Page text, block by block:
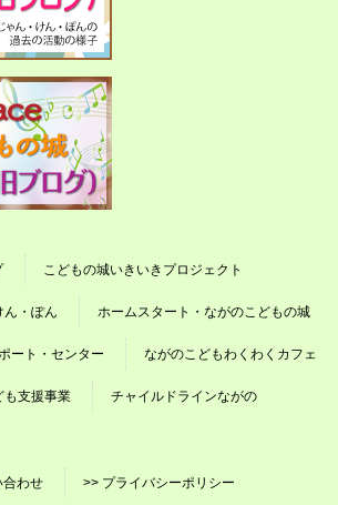
こどもの城いきいきプロジェクト
ん・ぽん ホームスタート・ながのこどもの城
ート・センター ながのこどもわくわくカフェ
も支援事業 チャイルドラインながの
合わせ >> プライバシーポリシー